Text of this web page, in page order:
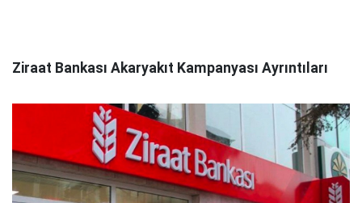
Ziraat Bankası Akaryakıt Kampanyası Ayrıntıları